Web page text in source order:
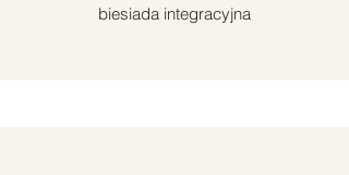
biesiada integracyjna